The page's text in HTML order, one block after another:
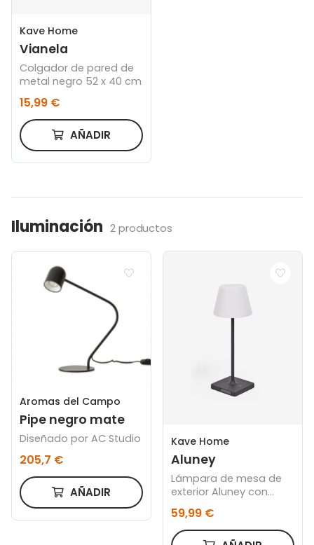
Kave Home
Vianela
Colgador de pared de
metal negro 52 x 40 cm
15,99 €
AÑADIR
Iluminación 2 productos
Aromas del Campo
Pipe negro mate
Diseñado por AC Studio
205,7 €
AÑADIR
Kave Home
Aluney
Lámpara de mesa de
exterior Aluney con
acabado pintado
negro
59,99 €